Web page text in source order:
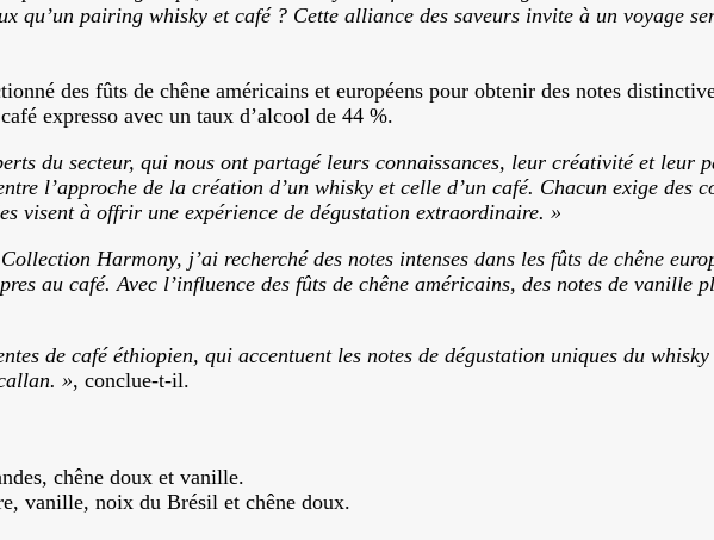
qu’un pairing whisky et café ? Cette alliance des saveurs invite à un voyage
des fûts de chêne américains et européens pour obtenir des notes
expresso avec un taux d’alcool de 44 %.
du secteur, qui nous ont partagé leurs connaissances, leur créativité et leur
l’approche de la création d’un whisky et celle d’un café. Chacun exige des
visent à offrir une expérience de dégustation extraordinaire. »
Harmony, j’ai recherché des notes intenses dans les fûts de chêne
au café. Avec l’influence des fûts de chêne américains, des notes de vanille
de café éthiopien, qui accentuent les notes de dégustation uniques du
», conclue-t-il.
chêne doux et vanille.
vanille, noix du Brésil et chêne doux.